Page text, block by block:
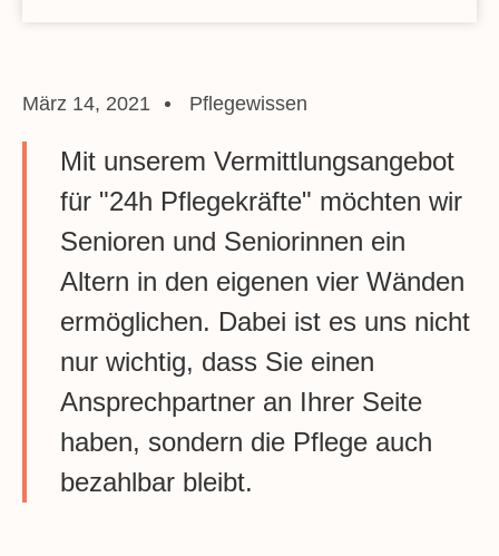
März 14, 2021 Pflegewissen
Mit unserem Vermittlungsangebot
für "24h Pflegekräfte" möchten wir
Senioren und Seniorinnen ein
Altern in den eigenen vier Wänden
ermöglichen. Dabei ist es uns nicht
nur wichtig, dass Sie einen
Ansprechpartner an Ihrer Seite
haben, sondern die Pflege auch
bezahlbar bleibt.